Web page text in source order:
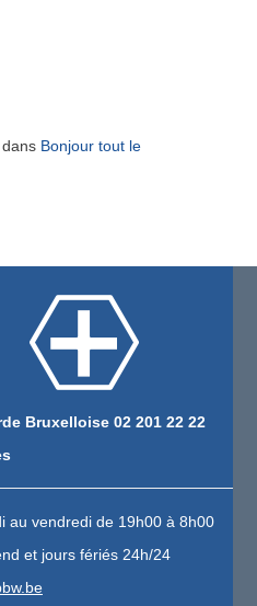
Bonjour tout le
Bruxelloise 02 201 22 22
au vendredi de 19h00 à 8h00
et jours fériés 24h/24